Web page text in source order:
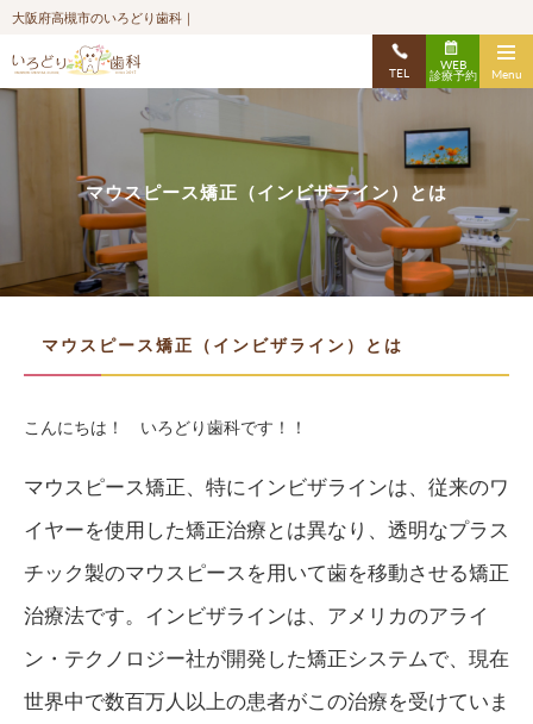
大阪府高槻市のいろどり歯科｜
TEL
WEB
診療予約 Menu
マウスピース矯正（インビザライン）とは
マウスピース矯正（インビザライン）とは
こんにちは！ いろどり歯科です！！
マウスピース矯正、特にインビザラインは、従来のワ
イヤーを使用した矯正治療とは異なり、透明なプラス
チック製のマウスピースを用いて歯を移動させる矯正
治療法です。インビザラインは、アメリカのアライ
ン・テクノロジー社が開発した矯正システムで、現在
世界中で数百万人以上の患者がこの治療を受けていま